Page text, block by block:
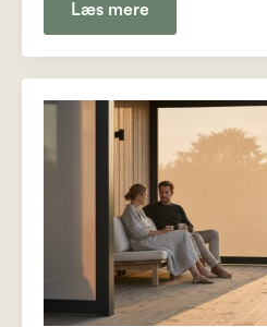
Læs mere